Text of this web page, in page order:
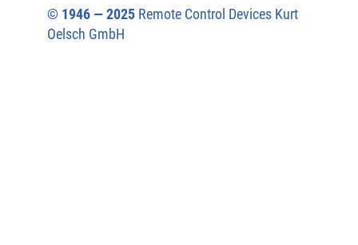
© 1946 — 2025Remote Control Devices Kurt
Oelsch GmbH